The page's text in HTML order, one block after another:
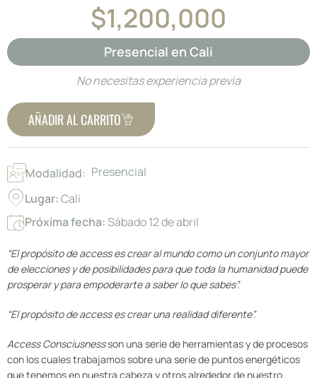
$1,200,000
Presencial en Cali
No necesitas experiencia previa
AÑADIR AL CARRITO
Modalidad: Presencial
Lugar:Cali
Próxima fecha:Sábado 12 de abril
“El propósito de access es crear al mundo como un conjunto mayor
de elecciones y de posibilidades para que toda la humanidad puede
prosperar y para empoderarte a saber lo que sabes”.
“El propósito de access es crear una realidad diferente”.
Access Consciusnessson una serie de herramientas y de procesos
con los cuales trabajamos sobre una serie de puntos energéticos
que tenemos en nuestra cabeza y otros alrededor de nuestro